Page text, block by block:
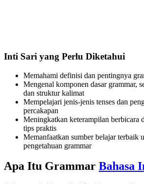
Inti Sari yang Perlu Diketahui
Memahami definisi dan pentingnya
Mengenal komponen dasar grammar,
dan struktur kalimat
Mempelajari jenis-jenis tenses dan
percakapan
Meningkatkan keterampilan berbicara
tips praktis
Memanfaatkan sumber belajar terbaik
pengetahuan grammar
Apa Itu Grammar Bahasa